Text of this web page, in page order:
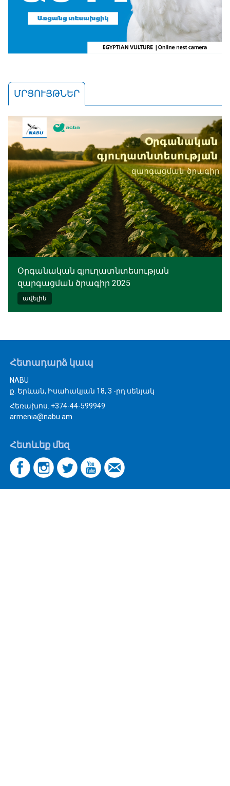
ՄՐՑՈՒՅԹՆԵՐ
Օրգանական գյուղատնտեսության
զարգացման ծրագիր 2025
ավելին
Հետադարձ կապ
NABU
ք. Երևան, Իսահակյան 18, 3 -րդ սենյակ
Հեռախոս. +374-44-599949
armenia@nabu.am
Հետևեք մեզ